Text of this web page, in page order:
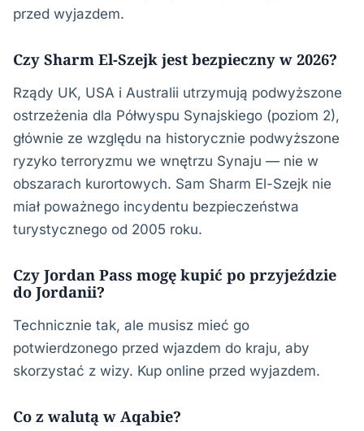
przed wyjazdem.
Czy Sharm El-Szejk jest bezpieczny w 2026?
Rządy UK, USA i Australii utrzymują podwyższone
ostrzeżenia dla Półwyspu Synajskiego (poziom 2),
głównie ze względu na historycznie podwyższone
ryzyko terroryzmu we wnętrzu Synaju — nie w
obszarach kurortowych. Sam Sharm El-Szejk nie
miał poważnego incydentu bezpieczeństwa
turystycznego od 2005 roku.
Czy Jordan Pass mogę kupić po przyjeździe
do Jordanii?
Technicznie tak, ale musisz mieć go
potwierdzonego przed wjazdem do kraju, aby
skorzystać z wizy. Kup online przed wyjazdem.
Co z walutą w Aqabie?